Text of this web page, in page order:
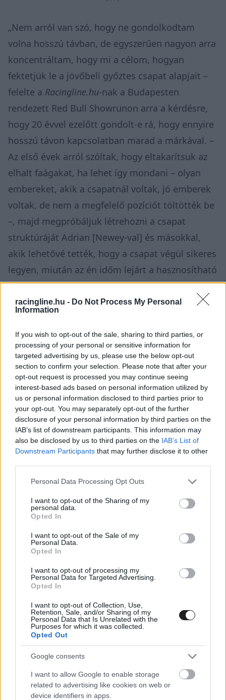
racingline.hu - Do Not Process My Personal
Information
If you wish to opt-out of the sale, sharing to third parties, or
processing of your personal or sensitive information for
targeted advertising by us, please use the below opt-out
section to confirm your selection. Please note that after your
opt-out request is processed you may continue seeing
interest-based ads based on personal information utilized by
us or personal information disclosed to third parties prior to
your opt-out. You may separately opt-out of the further
disclosure of your personal information by third parties on the
IAB’s list of downstream participants. This information may
also be disclosed by us to third parties on the IAB’s List of
Downstream Participants that may further disclose it to other
Please note that this website/app uses one or more Google
not limited to your visit or usage behaviour. You may click to
grant or deny consent to Google and its third-party tags to
use your data for below specified purposes in below Google
consent section.
Personal Data Processing Opt Outs
I want to opt-out of the Sharing of my
personal data.
Opted In
I want to opt-out of the Sale of my
Personal Data.
Opted In
I want to opt-out of processing my
Personal Data for Targeted Advertising.
Opted In
I want to opt-out of Collection, Use,
Retention, Sale, and/or Sharing of my
Personal Data that Is Unrelated with the
Purposes for which it was collected.
Opted Out
Google consents
I want to allow Google to enable storage
related to advertising like cookies on web or
device identifiers in apps.
„Nem arról van szó, hogy ne gondolkodtam
volna hosszú távban, de egyszerűen nagyon arra
koncentráltam, hogy mi a célom, hogyan
fektetjük le a jövőbeli győztes csapat alapjait –
felelte a Racingline.hu-nak a Budapesten
rendezett Red Bull Showrunon arra a kérdésre,
hogy 20 évvel ezelőtt gondolt-e rá, hogy ennyire
hosszú távon kapcsolatban marad a márkával. –
Az első évek arról szóltak, hogy eltakarítsuk az
elhalt faágakat, ha lehet így mondani – olyan
embereket, akik a csapatnál voltak, jó emberek
voltak, de nem a megfelelő pozíciót töltötték be
–, majd megpróbáljuk létrehozni a csapat
struktúráját Adrian [Newey-val] és másokkal,
akik lehetővé tették, hogy a csapat végül sikeres
legyen, miután az én időm lejárt a hasznosítható
tehetség szempontjából.”
„Ami a különösen Mr. Mateschitz részéről
meglévő lojalitást illeti, még ha már nem is
lehet velünk, ha ő nem alakította volna ki azt a
kultúrát, hogy a család részesévé válj, akkor én
most nem csinálnék showrunokat és ehhez
hasonló dolgokat. De az ő hozzáállása az volt,
hogy te is az egyik alapító tagja voltál ennek az
utazásnak. Ezzel együtt nem kell ezt csinálnom,
de élvezem az adrenalint, ami akkor jön, amikor
ha nem is versenyen teszem ezt.”
A most 54 esztendős skót 246 F1-es futamon állt
rajthoz a Williams, a McLaren és a Red Bull